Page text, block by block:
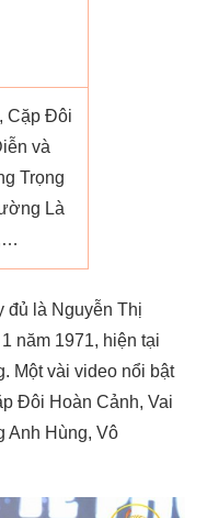
Cặp Đôi
và
Trọng
Là
đủ là Nguyễn Thị
năm 1971, hiện tại
Một vài video nổi bật
Đôi Hoàn Cảnh, Vai
Anh Hùng, Vô